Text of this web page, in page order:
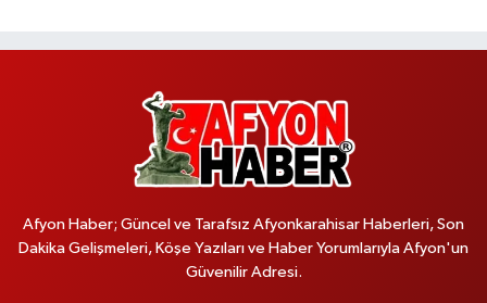
Afyon Haber; Güncel ve Tarafsız Afyonkarahisar Haberleri, Son
Dakika Gelişmeleri, Köşe Yazıları ve Haber Yorumlarıyla Afyon'un
Güvenilir Adresi.